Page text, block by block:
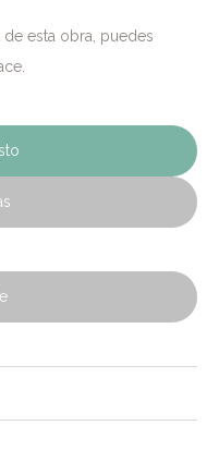
esta obra, puedes